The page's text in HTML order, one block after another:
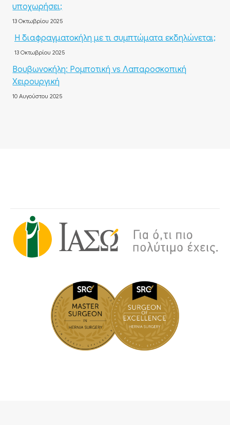
υποχωρήσει;
13 Οκτωβρίου 2025
Η διαφραγματοκήλη με τι συμπτώματα εκδηλώνεται;
13 Οκτωβρίου 2025
Βουβωνοκήλη: Ρομποτική vs Λαπαροσκοπική
Χειρουργική
10 Αυγούστου 2025